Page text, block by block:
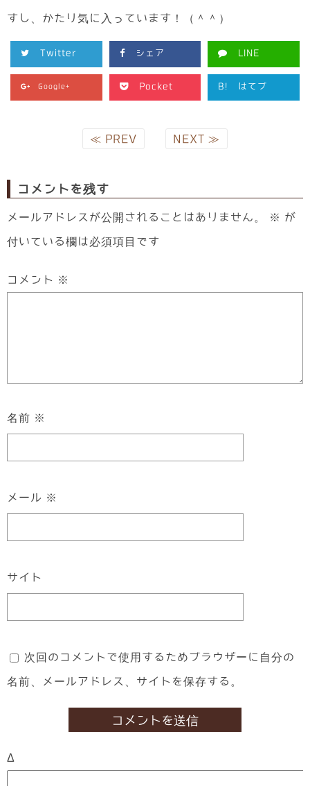
すし、かたり気に入っています！（＾＾）
Twitter シェア LINE
Google+ Pocket B! はてブ
≪ PREV NEXT ≫
コメントを残す
メールアドレスが公開されることはありません。 ※ が
付いている欄は必須項目です
コメント ※
名前 ※
メール ※
サイト
次回のコメントで使用するためブラウザーに自分の
名前、メールアドレス、サイトを保存する。
Δ